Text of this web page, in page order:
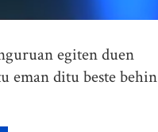
egiten duen
eman ditu beste behin